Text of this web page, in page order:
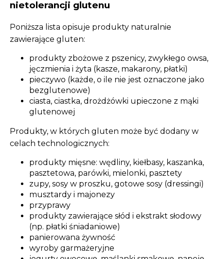
nietolerancji glutenu
Poniższa lista opisuje produkty naturalnie
zawierające gluten:
produkty zbożowe z pszenicy, zwykłego owsa,
jęczmienia i żyta (kasze, makarony, płatki)
pieczywo (każde, o ile nie jest oznaczone jako
bezglutenowe)
ciasta, ciastka, drożdżówki upieczone z mąki
glutenowej
Produkty, w których gluten może być dodany w
celach technologicznych:
produkty mięsne: wędliny, kiełbasy, kaszanka,
pasztetowa, parówki, mielonki, pasztety
zupy, sosy w proszku, gotowe sosy (dressingi)
musztardy i majonezy
przyprawy
produkty zawierające słód i ekstrakt słodowy
(np. płatki śniadaniowe)
panierowana żywność
wyroby garmażeryjne